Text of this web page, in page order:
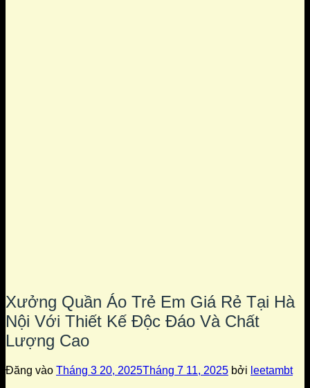
Xưởng Quần Áo Trẻ Em Giá Rẻ Tại Hà
Nội Với Thiết Kế Độc Đáo Và Chất
Lượng Cao
Đăng vào Tháng 3 20, 2025Tháng 7 11, 2025 bởi leetambt